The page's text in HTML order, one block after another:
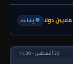
💬 إشاعة
29 أغسطس - 14:30